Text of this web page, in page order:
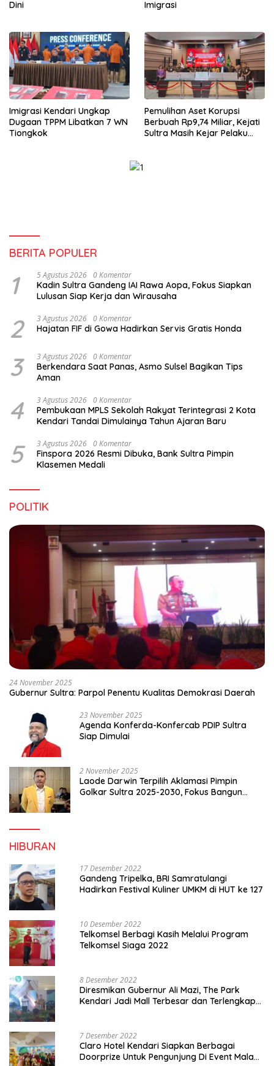
Dini Imigrasi
Imigrasi Kendari Ungkap
Dugaan TPPM Libatkan 7 WN
Tiongkok
Pemulihan Aset Korupsi
Berbuah Rp9,74 Miliar, Kejati
Sultra Masih Kejar Pelaku
BERITA POPULER
1 5 Agustus 2026 0 Komentar
Kadin Sultra Gandeng IAI Rawa Aopa, Fokus Siapkan
Lulusan Siap Kerja dan Wirausaha
2 3 Agustus 2026 0 Komentar
Hajatan FIF di Gowa Hadirkan Servis Gratis Honda
3 3 Agustus 2026 0 Komentar
Berkendara Saat Panas, Asmo Sulsel Bagikan Tips
Aman
4 3 Agustus 2026 0 Komentar
Pembukaan MPLS Sekolah Rakyat Terintegrasi 2 Kota
Kendari Tandai Dimulainya Tahun Ajaran Baru
5 3 Agustus 2026 0 Komentar
Finspora 2026 Resmi Dibuka, Bank Sultra Pimpin
Klasemen Medali
POLITIK
24 November 2025
Gubernur Sultra: Parpol Penentu Kualitas Demokrasi Daerah
23 November 2025
Agenda Konferda-Konfercab PDIP Sultra
Siap Dimulai
2 November 2025
Laode Darwin Terpilih Aklamasi Pimpin
Golkar Sultra 2025-2030, Fokus Bangun
HIBURAN
17 Desember 2022
Gandeng Tripelka, BRI Samratulangi
Hadirkan Festival Kuliner UMKM di HUT ke 127
10 Desember 2022
Telkomsel Berbagi Kasih Melalui Program
Telkomsel Siaga 2022
8 Desember 2022
Diresmikan Gubernur Ali Mazi, The Park
Kendari Jadi Mall Terbesar dan Terlengkap
7 Desember 2022
Claro Hotel Kendari Siapkan Berbagai
Doorprize Untuk Pengunjung Di Event Malam